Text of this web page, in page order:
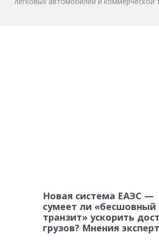
Новая система ЕАЭС —
сумеет ли «бесшовный
транзит» ускорить
грузов? Мнения